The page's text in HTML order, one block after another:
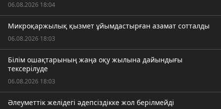
06.08.2026 18:04
Микроқаржылық қызмет ұйымдастырған азамат сотталды
06.08.2026 18:03
Білім ошақтарының жаңа оқу жылына дайындығы
тексерілуде
06.08.2026 18:03
Әлеуметтік желідегі әдепсіздікке жол берілмейді